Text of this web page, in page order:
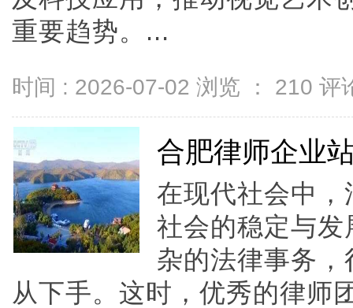
重要趋势。...
时间 : 2026-07-02 浏览 ： 210 评
合肥律师企业
在现代社会中
社会的稳定与
杂的法律事务
从下手。这时，优秀的律师